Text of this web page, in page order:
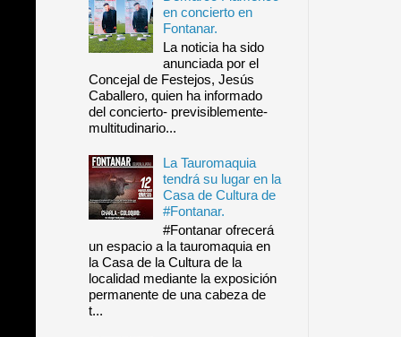
en concierto en
Fontanar.
La noticia ha sido
anunciada por el
Concejal de Festejos, Jesús
Caballero, quien ha informado
del concierto- previsiblemente-
multitudinario...
La Tauromaquia
tendrá su lugar en la
Casa de Cultura de
#Fontanar.
#Fontanar ofrecerá
un espacio a la tauromaquia en
la Casa de la Cultura de la
localidad mediante la exposición
permanente de una cabeza de
t...